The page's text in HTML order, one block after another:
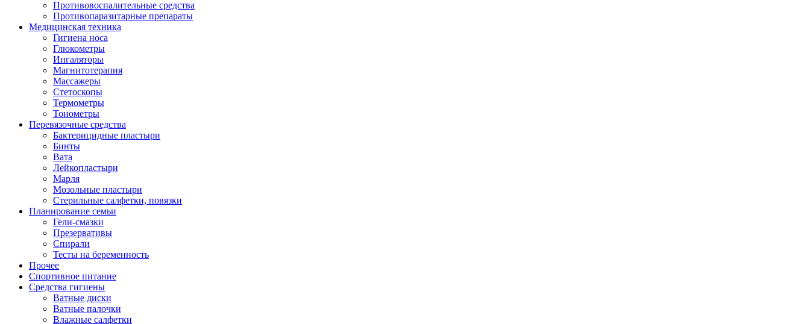
Противовоспалительные средства
Противопаразитарные препараты
Медицинская техника
Гигиена носа
Глюкометры
Ингаляторы
Магнитотерапия
Массажеры
Стетоскопы
Термометры
Тонометры
Перевязочные средства
Бактерицидные пластыри
Бинты
Вата
Лейкопластыри
Марля
Мозольные пластыри
Стерильные салфетки, повязки
Планирование семьи
Гели-смазки
Презервативы
Спирали
Тесты на беременность
Прочее
Спортивное питание
Средства гигиены
Ватные диски
Ватные палочки
Влажные салфетки